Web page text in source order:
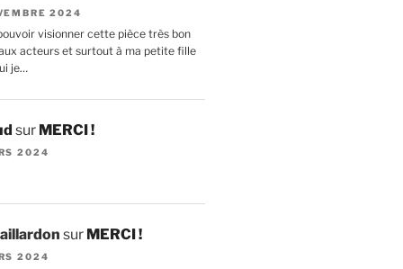
2024
visionner cette pièce très bon
acteurs et surtout à ma petite fille
je…
sur MERCI !
2024
sur MERCI !
2024